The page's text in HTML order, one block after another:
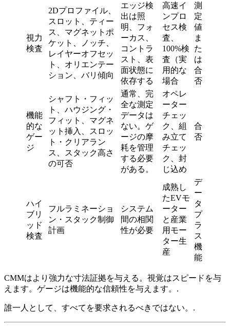
視力
検査
2Dプロファイル、
スロット、ティー
ス、マグネットポ
ケット、ノッチ、
レイヤーオフセッ
ト、オリエンテー
ション、バリ傾向
エッジ検
出は照
明、フォ
ーカス、
コントラ
スト、表
面状態に
依存する
高速イ
ンプロ
セス検
査、
100%検
査（実
用的な
場合
測
定
値
ま
た
は
合
否
機能
的な
ゲー
ジ
シャフト・フィッ
ト、ハウジング・
フィット、マグネ
ット挿入、スロッ
ト・クリアラン
ス、スタック高さ
の可否
通常、完
全な測定
データは
ない。ゲ
ージの摩
耗を管理
する必要
がある。
オペレ
ーター
チェッ
ク、組
み立て
チェッ
ク、封
じ込め
合
否
ハイ
ブリ
ッド
検査
フルラミネーショ
ン・スタック制御
計画
システム
間の相関
性が必要
成熟し
たEVモ
ーター
と産業
用モー
ター生
産
デ
ー
タ
プ
ラ
ス
機
能
CMMはより強力な寸法証拠を与える。視覚はスピードを与
えます。ゲージは機能的な信頼性を与えます。.
誰一人として、すべてを要求されるべきではない。.